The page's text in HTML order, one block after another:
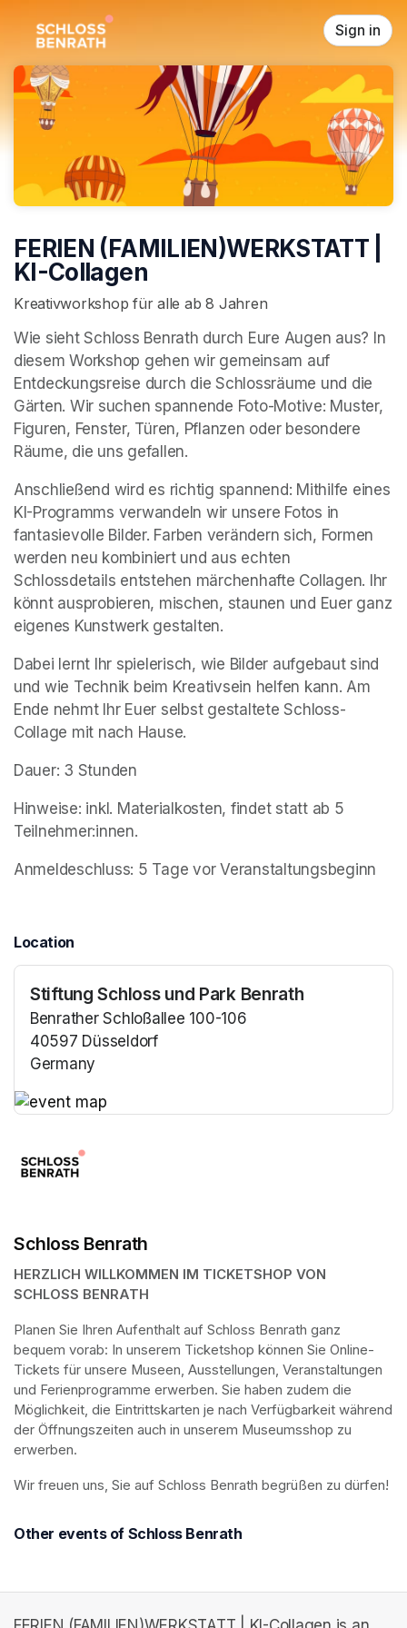
Sign in
FERIEN (FAMILIEN)WERKSTATT |
KI-Collagen
Kreativworkshop für alle ab 8 Jahren
Wie sieht Schloss Benrath durch Eure Augen aus? In
diesem Workshop gehen wir gemeinsam auf
Entdeckungsreise durch die Schlossräume und die
Gärten. Wir suchen spannende Foto-Motive: Muster,
Figuren, Fenster, Türen, Pflanzen oder besondere
Räume, die uns gefallen.
Anschließend wird es richtig spannend: Mithilfe eines
KI-Programms verwandeln wir unsere Fotos in
fantasievolle Bilder. Farben verändern sich, Formen
werden neu kombiniert und aus echten
Schlossdetails entstehen märchenhafte Collagen. Ihr
könnt ausprobieren, mischen, staunen und Euer ganz
eigenes Kunstwerk gestalten.
Dabei lernt Ihr spielerisch, wie Bilder aufgebaut sind
und wie Technik beim Kreativsein helfen kann. Am
Ende nehmt Ihr Euer selbst gestaltete Schloss-
Collage mit nach Hause.
Dauer: 3 Stunden
Hinweise: inkl. Materialkosten, findet statt ab 5
Teilnehmer:innen.
Anmeldeschluss: 5 Tage vor Veranstaltungsbeginn
Location
Stiftung Schloss und Park Benrath
Benrather Schloßallee 100-106
40597 Düsseldorf
Germany
Schloss Benrath
HERZLICH WILLKOMMEN IM TICKETSHOP VON
SCHLOSS BENRATH
Planen Sie Ihren Aufenthalt auf Schloss Benrath ganz
bequem vorab: In unserem Ticketshop können Sie Online-
Tickets für unsere Museen, Ausstellungen, Veranstaltungen
und Ferienprogramme erwerben. Sie haben zudem die
Möglichkeit, die Eintrittskarten je nach Verfügbarkeit während
der Öffnungszeiten auch in unserem Museumsshop zu
erwerben.
Wir freuen uns, Sie auf Schloss Benrath begrüßen zu dürfen!
Other events of Schloss Benrath